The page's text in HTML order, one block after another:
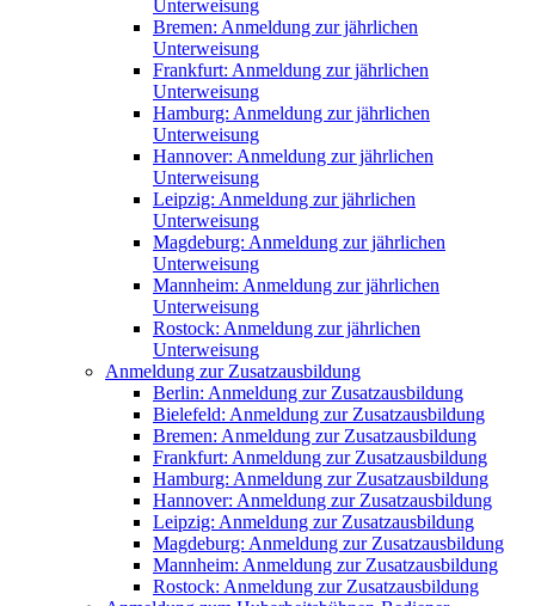
Unterweisung
Bremen: Anmeldung zur jährlichen
Unterweisung
Frankfurt: Anmeldung zur jährlichen
Unterweisung
Hamburg: Anmeldung zur jährlichen
Unterweisung
Hannover: Anmeldung zur jährlichen
Unterweisung
Leipzig: Anmeldung zur jährlichen
Unterweisung
Magdeburg: Anmeldung zur jährlichen
Unterweisung
Mannheim: Anmeldung zur jährlichen
Unterweisung
Rostock: Anmeldung zur jährlichen
Unterweisung
Anmeldung zur Zusatzausbildung
Berlin: Anmeldung zur Zusatzausbildung
Bielefeld: Anmeldung zur Zusatzausbildung
Bremen: Anmeldung zur Zusatzausbildung
Frankfurt: Anmeldung zur Zusatzausbildung
Hamburg: Anmeldung zur Zusatzausbildung
Hannover: Anmeldung zur Zusatzausbildung
Leipzig: Anmeldung zur Zusatzausbildung
Magdeburg: Anmeldung zur Zusatzausbildung
Mannheim: Anmeldung zur Zusatzausbildung
Rostock: Anmeldung zur Zusatzausbildung